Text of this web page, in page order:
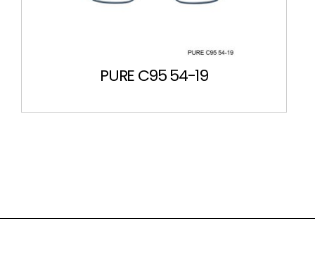
PURE C95 54-19